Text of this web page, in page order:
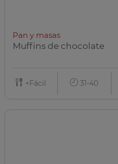
Pan y masas
Muffins de chocolate
+Fácil 31-40